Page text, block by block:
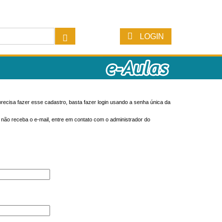
LOGIN
fazer esse cadastro, basta fazer login usando a senha única da
receba o e-mail, entre em contato com o administrador do